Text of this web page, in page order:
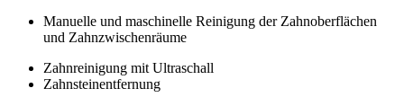
Manuelle und maschinelle Reinigung der Zahnoberflächen
und Zahnzwischenräume
Zahnreinigung mit Ultraschall
Zahnsteinentfernung